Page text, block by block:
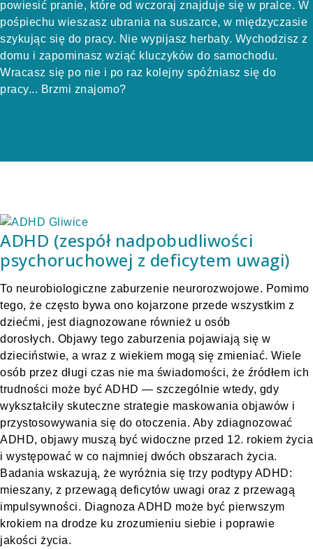
powiesić pranie, które od wczoraj znajduje się w pralce. W
pośpiechu wieszasz ubrania na suszarce, w międzyczasie
szykując się do pracy. Nie wypijasz herbaty. Wychodzisz z
domu i zapominasz wziąć kluczyków do samochodu.
Wracasz się po nie i po raz kolejny spóźniasz się do
pracy... Brzmi znajomo?
ADHD (zespół nadpobudliwości
psychoruchowej z deficytem uwagi)
To neurobiologiczne zaburzenie neurorozwojowe. Pomimo
tego, że często bywa ono kojarzone przede wszystkim z
dziećmi, jest diagnozowane również u osób
dorosłych. Objawy tego zaburzenia pojawiają się w
dzieciństwie, a wraz z wiekiem mogą się zmieniać. Wiele
osób przez długi czas nie ma świadomości, że źródłem ich
trudności może być ADHD — szczególnie wtedy, gdy
wykształciły skuteczne strategie maskowania objawów i
przystosowywania się do otoczenia. Aby zdiagnozować
ADHD, objawy muszą być widoczne przed 12. rokiem życia
i występować w co najmniej dwóch obszarach życia.
Badania wskazują, że wyróżnia się trzy podtypy ADHD:
mieszany, z przewagą deficytów uwagi oraz z przewagą
impulsywności. Diagnoza ADHD może być pierwszym
krokiem na drodze ku zrozumieniu siebie i poprawie
jakości życia.